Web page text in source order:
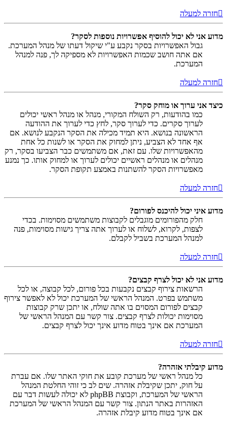
חזרה למעלה
מדוע אני לא יכול להוסיף אפשרויות נוספות לסקר?
גבול האפשרויות בסקר נקבע ע"י שיקול דעתו של מנהל המערכת.
אם אתה חושב שכמות האפשרויות לא מספיקה לך, פנה למנהל
המערכת.
חזרה למעלה
כיצד אני ערוך או מוחק סקר?
כמו בהודעות, רק השולח המקורי, מנהל או מנהל ראשי יכולים
לערוך סקרים. כדי לערוך סקר, לחץ כדי לערוך את ההודעה
הראשונה בנושא. היא תמיד מכילה את הסקר הנקבע לנושא. אם
אף אחד לא הצביע, ניתן למחוק את הסקר או לשנות כל אחת
מהאפשרויות שלו. עם זאת, אם משתמשים כבר הצביעו בסקר, רק
מנהלים או מנהלים ראשיים יכולים לערוך או למחוק אותו. כך נמנע
מאפשרויות הסקר להשתנות באמצע תקופת הסקר.
חזרה למעלה
מדוע איני יכול להיכנס לפורום?
חלק מהפורומים מוגבלים לקבוצות משתמשים מסוימות. בכדי
לצפות, לקרוא, לשלוח או לערוך אתה צריך גישות מסוימות, פנה
למנהל המערכת בשביל לקבלם.
חזרה למעלה
מדוע אני לא יכול לצרף קבצים?
הרשאות צירוף קבצים נקבעות בכל פורום, לכל קבוצה, או לכל
משתמש בפרט. המנהל הראשי של המערכת יכול לא לאפשר צירוף
קבצים לפורום המסוים בו אתה שולח, או יתכן שרק קבוצות
מסוימות יכולות לצרף קבצים. צור קשר עם המנהל הראשי של
המערכת אם אינך בטוח מדוע אינך יכול לצרף קבצים.
חזרה למעלה
מדוע קיבלתי אזהרה?
כל מנהל ראשי של מערכת קובע את חוקי האתר שלו. אם עברת
על חוק, יתכן שקיבלת אזהרה. שים לב כי זוהי החלטת המנהל
הראשי של המערכת, וקבוצת phpBB לא יכולה לעשות דבר עם
האזהרות באתר הנתון. צור קשר עם המנהל הראשי של המערכת
אם אינך בטוח מדוע קיבלת אזהרה.